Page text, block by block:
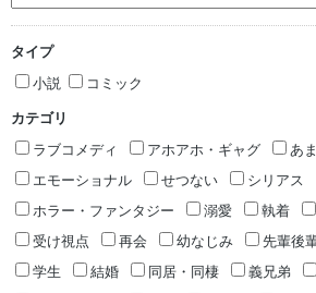
タイプ
小説
コミック
カテゴリ
ラブコメディ
アホアホ・ギャグ あ
エモーショナル
せつない
シリアス
ホラー・ファンタジー
溺愛 執着
受け視点
再会 幼なじみ 先輩後
学生
結婚 同居・同棲 義兄弟